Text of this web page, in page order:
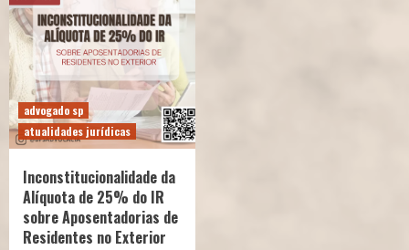
advogado sp
atualidades jurídicas
Inconstitucionalidade da
Alíquota de 25% do IR
sobre Aposentadorias de
Residentes no Exterior